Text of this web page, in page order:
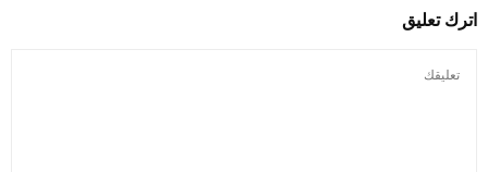
اترك تعليق